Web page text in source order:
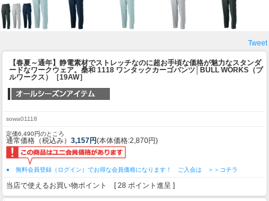
Tweet
【春夏～通年】静電素材でストレッチなのに超お手頃な価格が魅力なスタンダ
ードなワークウェア。 桑和 1118 ワンタックカーゴパンツ│BULL WORKS（ブ
ルワークス）［19AW］
sowa01118
定価6,490円のところ
通常価格（税込み） 3,157円(本体価格:2,870円)
● 無料会員登録（ログイン）でお得な会員価格になります！ ご入会は ＞＞コチラ
当店で使えるお買い物ポイント [ 28 ポイント進呈 ]